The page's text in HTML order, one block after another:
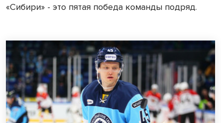
«Сибири» - это пятая победа команды подряд.